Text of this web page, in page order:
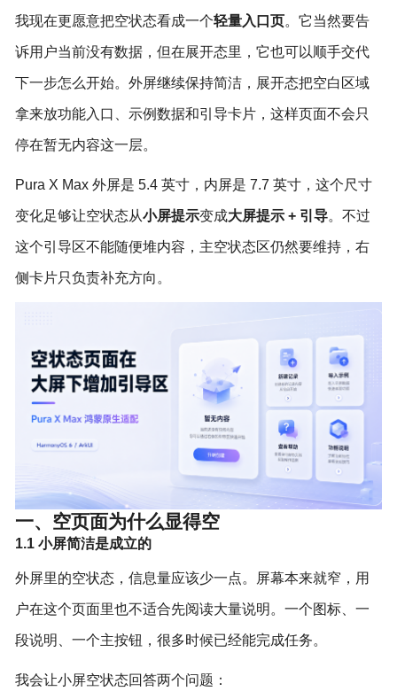
我现在更愿意把空状态看成一个轻量入口页。它当然要告
诉用户当前没有数据，但在展开态里，它也可以顺手交代
下一步怎么开始。外屏继续保持简洁，展开态把空白区域
拿来放功能入口、示例数据和引导卡片，这样页面不会只
停在暂无内容这一层。
Pura X Max 外屏是 5.4 英寸，内屏是 7.7 英寸，这个尺寸
变化足够让空状态从小屏提示变成大屏提示 + 引导。不过
这个引导区不能随便堆内容，主空状态区仍然要维持，右
侧卡片只负责补充方向。
一、空页面为什么显得空
1.1 小屏简洁是成立的
外屏里的空状态，信息量应该少一点。屏幕本来就窄，用
户在这个页面里也不适合先阅读大量说明。一个图标、一
段说明、一个主按钮，很多时候已经能完成任务。
我会让小屏空状态回答两个问题：